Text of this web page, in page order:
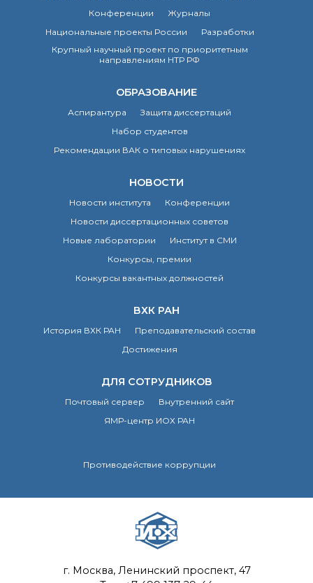
Конференции
Журналы
Национальные проекты России
Разработки
Крупный научный проект по приоритетным
направлениям НТР РФ
ОБРАЗОВАНИЕ
Аспирантура
Защита диссертаций
Набор студентов
Рекомендации ВАК о типовых нарушениях
НОВОСТИ
Новости института
Конференции
Новости диссертационных советов
Новые лаборатории
Институт в СМИ
Конкурсы, премии
Конкурсы вакантных должностей
ВХК РАН
История ВХК РАН
Преподавательский состав
Достижения
ДЛЯ СОТРУДНИКОВ
Почтовый сервер
Внутренний сайт
ЯМР-центр ИОХ РАН
Противодействие коррупции
г. Москва, Ленинский проспект, 47